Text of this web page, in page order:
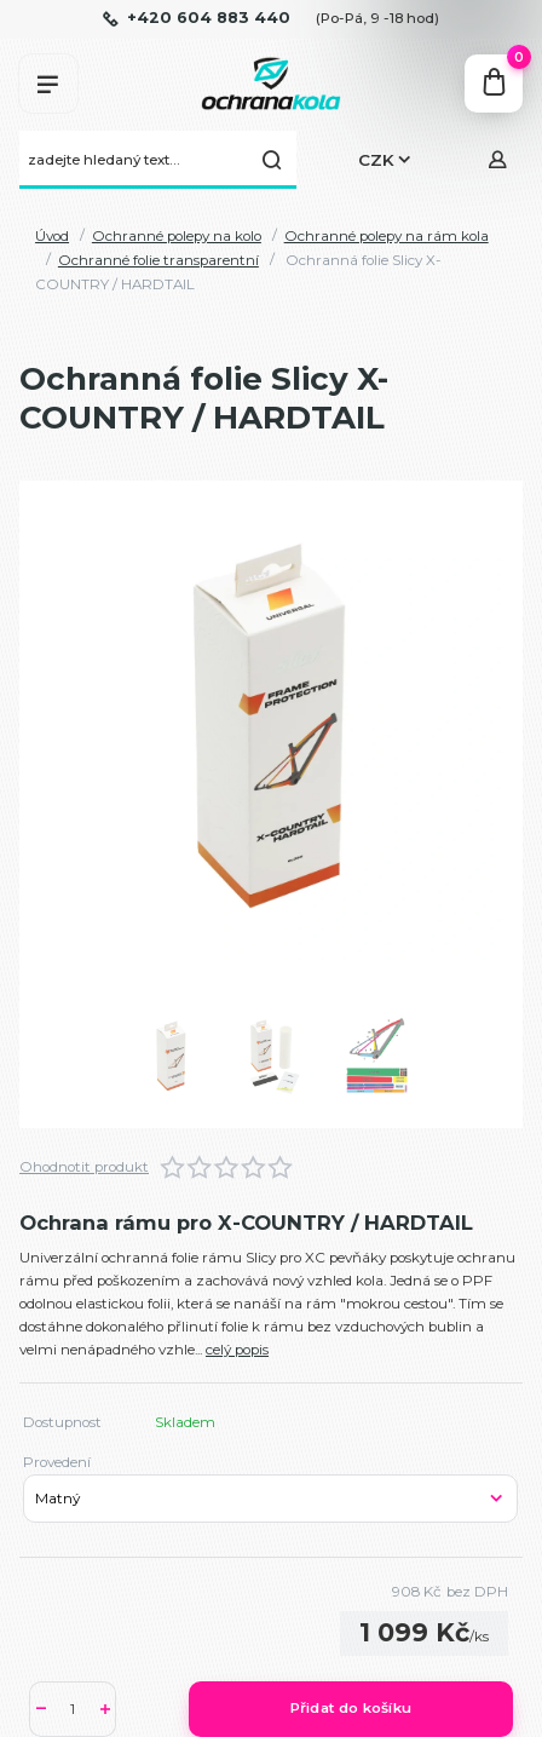
CZK
+420 604 883 440 (Po-Pá, 9 -18 hod)
0
Úvod Ochranné polepy na kolo
Ochranné polepy na rám kola
Ochranné folie transparentní
Ochranná folie Slicy X-
COUNTRY / HARDTAIL
Ochranná folie Slicy X-
COUNTRY / HARDTAIL
Ohodnotit produkt
Ochrana rámu pro X-COUNTRY / HARDTAIL
Univerzální ochranná folie rámu Slicy pro XC pevňáky poskytuje ochranu
rámu před poškozením a zachovává nový vzhled kola. Jedná se o PPF
odolnou elastickou folii, která se nanáší na rám "mokrou cestou". Tím se
dostáhne dokonalého přlinutí folie k rámu bez vzduchových bublin a
velmi nenápadného vzhle... celý popis
Dostupnost Skladem
Provedení
1 099 Kč/ks
908 Kč bez DPH
Přidat do košíku